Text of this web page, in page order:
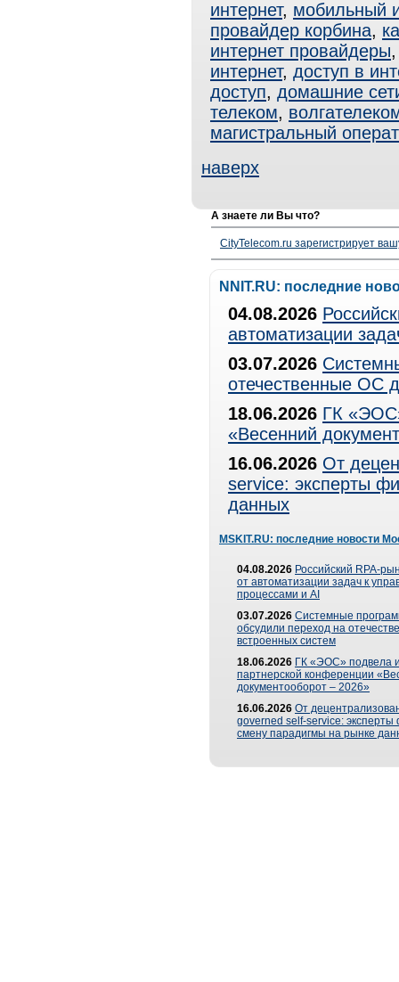
интернет, мобильный
провайдер корбина,
интернет провайдеры
интернет, доступ в
доступ, домашние
телеком,
магистральный
наверх
А знаете ли Вы что?
CityTelecom.ru зарегистрирует
NNIT.RU: последние
04.08.2026
автоматизации
03.07.2026
отечественные ОС
18.06.2026 ГК
«Весенний
16.06.2026 От
service: эксперты
данных
MSKIT.RU: последние новости
04.08.2026 Российский RPA-
от автоматизации задач к
процессами и AI
03.07.2026 Системные
обсудили переход на
встроенных систем
18.06.2026 ГК «ЭОС» подвела
партнерской конференции
документооборот – 2026»
16.06.2026 От
governed self-service: эксперты
смену парадигмы на рынке